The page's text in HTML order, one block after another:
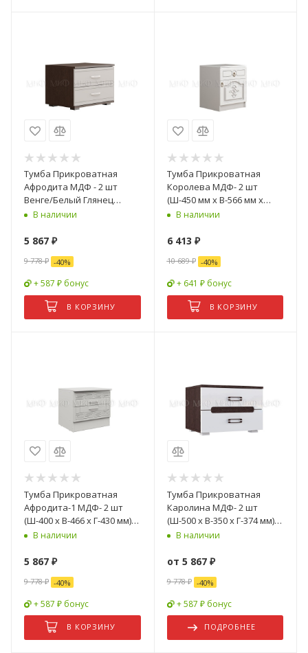
Тумба Прикроватная
Афродита МДФ - 2 шт
Венге/Белый Глянец
(Ш-400 x В-466 x Г-400 мм)
В наличии
5 867 ₽
9 778₽ -40%
+ 587 ₽ бонус
В КОРЗИНУ
Тумба Прикроватная
Королева МДФ- 2 шт
(Ш-450 мм x В-566 мм x
Г-420 мм)
В наличии
6 413 ₽
10 689₽ -40%
+ 641 ₽ бонус
В КОРЗИНУ
Тумба Прикроватная
Афродита-1 МДФ- 2 шт
(Ш-400 x В-466 x Г-430 мм)
Белый Глянец
В наличии
5 867 ₽
9 778₽ -40%
+ 587 ₽ бонус
В КОРЗИНУ
Тумба Прикроватная
Каролина МДФ- 2 шт
(Ш-500 х В-350 х Г-374 мм)/
Разные Цвета
В наличии
от 5 867 ₽
9 778 ₽ -40%
+ 587 ₽ бонус
ПОДРОБНЕЕ